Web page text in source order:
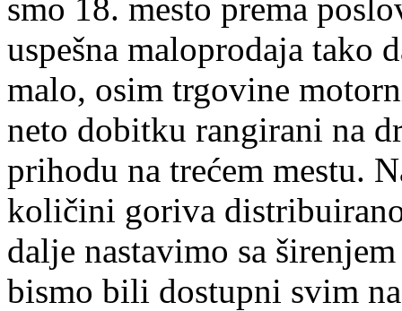
smo 18. mesto prema
uspešna maloprodaja tako
malo, osim trgovine
neto dobitku rangirani na
prihodu na trećem mestu.
količini goriva
dalje nastavimo sa
bismo bili dostupni svim